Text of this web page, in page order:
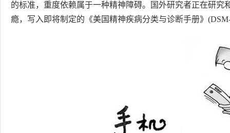
的标准，重度依赖属于一种精神障碍。国外研究者正在研
瘾，写入即将制定的《美国精神疾病分类与诊断手册》